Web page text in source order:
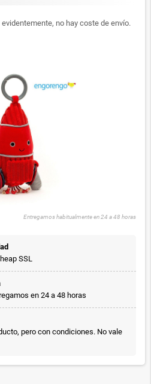
no hay coste de envío.
Entregamos habitualmente en 24 a 48 horas
SSL
en 24 a 48 horas
pero con condiciones. No vale